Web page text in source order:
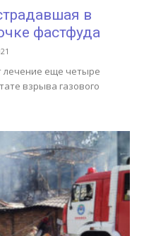
в
фастфуда
лечение еще четыре
взрыва газового